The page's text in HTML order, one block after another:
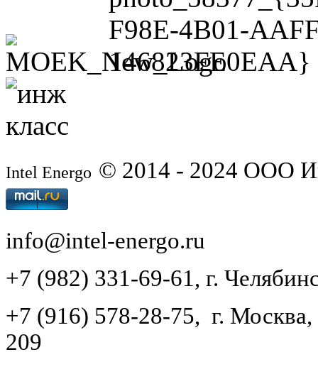
Intel Energo © 2014 - 2024 ООО
info@intel-energo.ru
+7 (982) 331-69-61, г.
+7 (916) 578-28-75, г.
209